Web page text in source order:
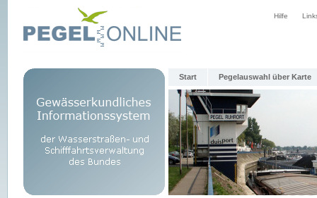
Hilfe
Start Pegelauswahl über Karte